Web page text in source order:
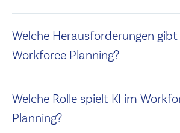
Welche Herausforderungen
Workforce Planning?
Welche Rolle spielt KI im
Planning?